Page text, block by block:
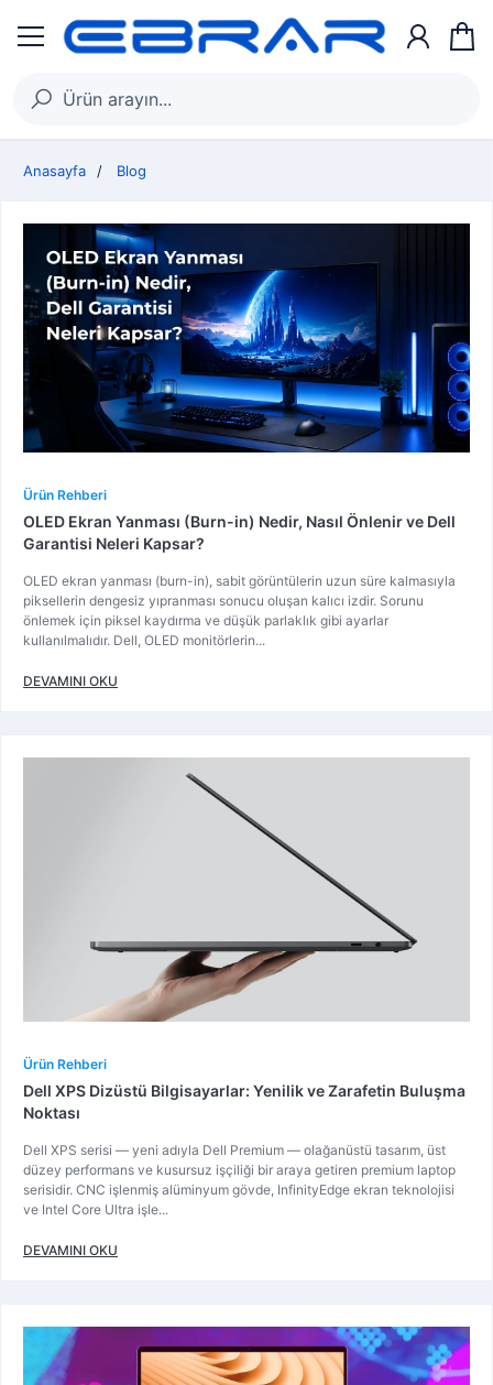
Anasayfa Blog
Ürün Rehberi
OLED Ekran Yanması (Burn-in) Nedir, Nasıl Önlenir ve Dell
Garantisi Neleri Kapsar?
OLED ekran yanması (burn-in), sabit görüntülerin uzun süre kalmasıyla
piksellerin dengesiz yıpranması sonucu oluşan kalıcı izdir. Sorunu
önlemek için piksel kaydırma ve düşük parlaklık gibi ayarlar
kullanılmalıdır. Dell, OLED monitörlerin...
DEVAMINI OKU
Ürün Rehberi
Dell XPS Dizüstü Bilgisayarlar: Yenilik ve Zarafetin Buluşma
Noktası
Dell XPS serisi — yeni adıyla Dell Premium — olağanüstü tasarım, üst
düzey performans ve kusursuz işçiliği bir araya getiren premium laptop
serisidir. CNC işlenmiş alüminyum gövde, InfinityEdge ekran teknolojisi
ve Intel Core Ultra işle...
DEVAMINI OKU